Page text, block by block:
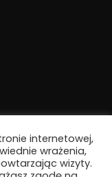
internetowej,
wrażenia,
wizyty.